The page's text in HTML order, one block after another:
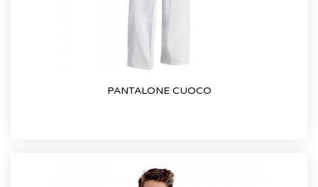
PANTALONE CUOCO